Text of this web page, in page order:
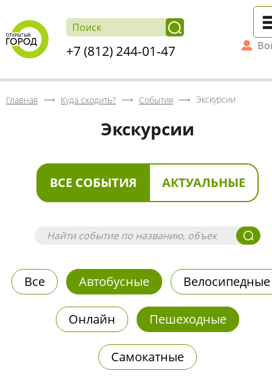
+7 (812) 244-01-47
Главная Куда сходить? События Экскурсии
Экскурсии
ВСЕ СОБЫТИЯ АКТУАЛЬНЫЕ
Все Автобусные Велосипедные
Онлайн Пешеходные
Самокатные